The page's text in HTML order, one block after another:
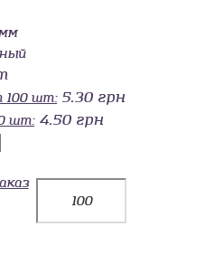
100 шт: 5.30 грн
шт: 4.50 грн